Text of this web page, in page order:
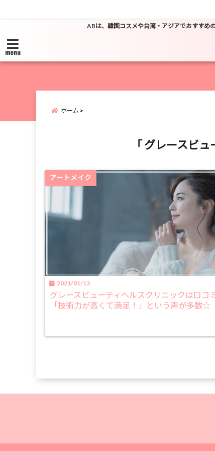
ABは、韓国コスメや台湾・アジアでおすすめ
menu
ホーム
「 グレースビ
アートメイク
2021/01/13
グレースビューティヘルスクリニックは口コ
「技術力が高くて満足！」という声が多数☆